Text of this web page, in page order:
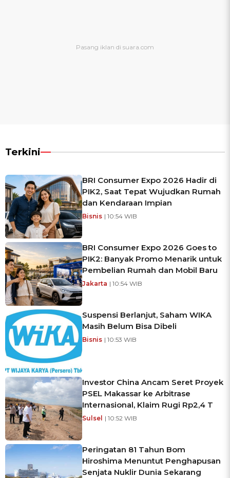
Terkini
BRI Consumer Expo 2026 Hadir di
PIK2, Saat Tepat Wujudkan Rumah
dan Kendaraan Impian
Bisnis | 10:54 WIB
BRI Consumer Expo 2026 Goes to
PIK2: Banyak Promo Menarik untuk
Pembelian Rumah dan Mobil Baru
Jakarta | 10:54 WIB
Suspensi Berlanjut, Saham WIKA
Masih Belum Bisa Dibeli
Bisnis | 10:53 WIB
Investor China Ancam Seret Proyek
PSEL Makassar ke Arbitrase
Internasional, Klaim Rugi Rp2,4 T
Sulsel | 10:52 WIB
Peringatan 81 Tahun Bom
Hiroshima Menuntut Penghapusan
Senjata Nuklir Dunia Sekarang